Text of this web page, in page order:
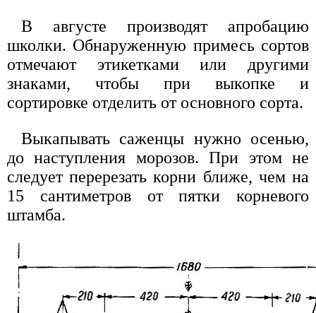
В августе производят апробацию
школки. Обнаруженную примесь сортов
отмечают этикетками или другими
знаками, чтобы при выкопке и
сортировке отделить от основного сорта.
Выкапывать саженцы нужно осенью,
до наступления морозов. При этом не
следует перерезать корни ближе, чем на
15 сантиметров от пятки корневого
штамба.